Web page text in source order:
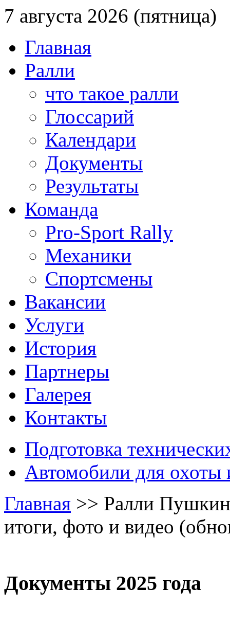
7 августа 2026 (пятница)
Главная
Ралли
что такое ралли
Глоссарий
Календари
Документы
Результаты
Команда
Pro-Sport Rally
Механики
Спортсмены
Вакансии
Услуги
История
Партнеры
Галерея
Контакты
Подготовка
Автомобили для охоты
Главная >> Ралли
итоги, фото и видео
Документы 2025 года